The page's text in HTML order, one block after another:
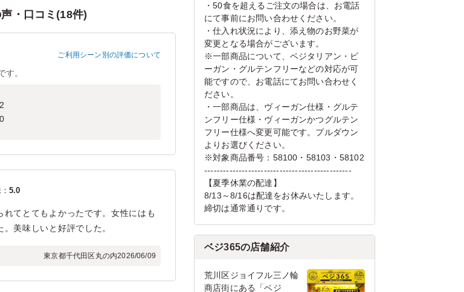
・口コミ(18件)
ご利用シーン別の評価について
。
：5.0
てとてもよかったです。女性にはも
美味しいと好評でした。
東京都千代田区丸の内2026/06/09
・50食を超えるご注文の場合は、お電話
にて事前にお問い合わせください。
・仕入れ状況により、添え物のお野菜が
変更となる場合がございます。
※一部商品について、ベジタリアン・ビ
ーガン・グルテンフリーなどの対応が可
能ですので、お電話にてお問い合わせく
ださい。
・一部商品は、ヴィーガン仕様・グルテ
ンフリー仕様・ヴィーガンかつグルテン
フリー仕様へ変更可能です。プルダウン
よりお選びください。
※対象商品番号：58100・58103・58102
-----------------------------------------------
【夏季休業の配達】
8/13～8/16は配達をお休みいたします。
締切は通常通りです。
ベジ365の店舗紹介
荒川区ジョイフル三ノ輪
商店街にある「ベジ